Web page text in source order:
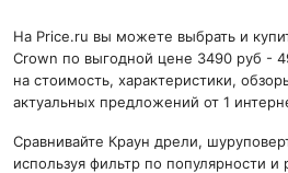
На Price.ru вы можете выбрать и
Crown по выгодной цене 3490 руб -
на стоимость, характеристики,
актуальных предложений от 1
Сравнивайте Краун дрели,
используя фильтр по популярности и